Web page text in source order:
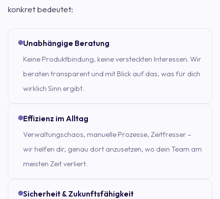
konkret bedeutet:
Unabhängige Beratung
Keine Produktbindung, keine versteckten Interessen. Wir
beraten transparent und mit Blick auf das, was für dich
wirklich Sinn ergibt.
Effizienz im Alltag
Verwaltungschaos, manuelle Prozesse, Zeitfresser –
wir helfen dir, genau dort anzusetzen, wo dein Team am
meisten Zeit verliert.
Sicherheit & Zukunftsfähigkeit